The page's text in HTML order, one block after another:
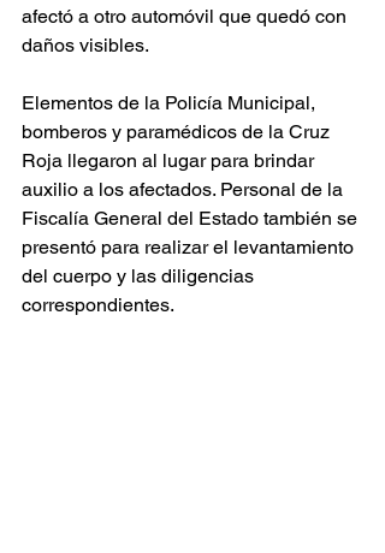
afectó a otro automóvil que quedó con
daños visibles.
Elementos de la Policía Municipal,
bomberos y paramédicos de la Cruz
Roja llegaron al lugar para brindar
auxilio a los afectados. Personal de la
Fiscalía General del Estado también se
presentó para realizar el levantamiento
del cuerpo y las diligencias
correspondientes.